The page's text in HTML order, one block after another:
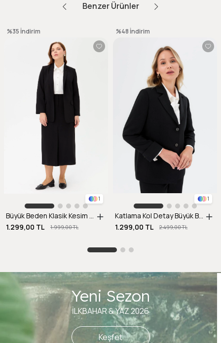
Benzer Ürünler
1
Büyük Beden Klasik Kesim Ceket-SİYAH
1.299,00 TL
1.999,00 TL
%35 İndirim
1
Katlama Kol Detay Büyük Beden Ceket-SİYAH
1.299,00 TL
2.499,00 TL
%48 İndirim
Yeni Sezon
İLKBAHAR & YAZ 2026
Keşfet